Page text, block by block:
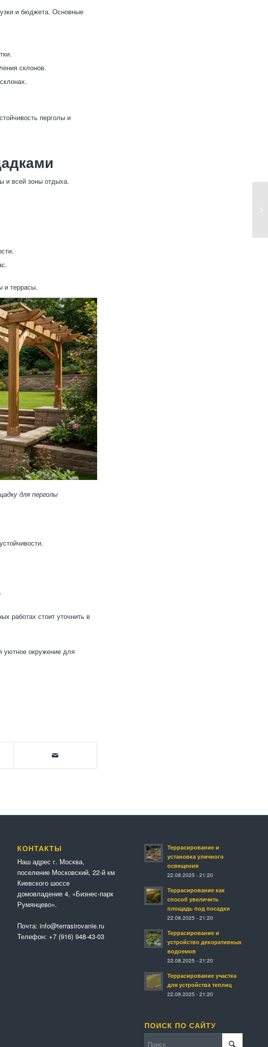
и бюджета. Основные
склонов.
перголы и
и всей зоны отдыха.
и террасы.
для перголы
работах стоит уточнить в
уютное окружение для
КОНТАКТЫ
Наш адрес г. Москва,
поселение Московский, 22-й км
Киевского шоссе
домовладение 4, «Бизнес-парк
Румянцево».
Почта: info@terrasirovanie.ru
Телефон: +7 (916) 948-43-03
Террасирование и
установка уличного
освещения
22.08.2025 - 21:20
Террасирование как
способ увеличить
площадь под посадки
22.08.2025 - 21:20
Террасирование и
устройство декоративных
водоемов
22.08.2025 - 21:20
Террасирование участка
для устройства теплиц
22.08.2025 - 21:20
ПОИСК ПО САЙТУ